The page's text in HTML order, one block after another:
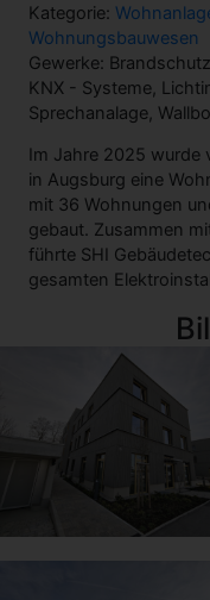
Kategorie:
Wohnungsbauwesen
Gewerke:
KNX - Systeme,
Sprechanalage,
Im Jahre 2025 wurde
in Augsburg eine
mit 36 Wohnungen
gebaut. Zusammen
führte SHI
gesamten